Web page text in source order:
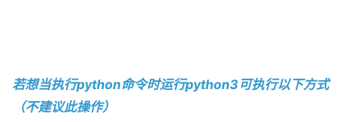
若想当执行python命令时运行python3可执行以下方式
（不建议此操作）